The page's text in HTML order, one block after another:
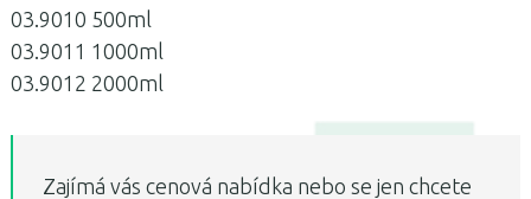
03.9010 500ml
03.9011 1000ml
03.9012 2000ml
Zajímá vás cenová nabídka nebo se jen chcete